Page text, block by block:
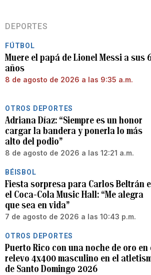
DEPORTES
FÚTBOL
Muere el papá de Lionel Messi a sus
años
8 de agosto de 2026 a las 9:35 a.m.
OTROS DEPORTES
Adriana Díaz: “Siempre es un honor
cargar la bandera y ponerla lo más
alto del podio”
8 de agosto de 2026 a las 12:21 a.m.
BÉISBOL
Fiesta sorpresa para Carlos Beltrán
el Coca-Cola Music Hall: “Me alegra
que sea en vida”
7 de agosto de 2026 a las 10:43 p.m.
OTROS DEPORTES
Puerto Rico con una noche de oro en
relevo 4x400 masculino en el
de Santo Domingo 2026